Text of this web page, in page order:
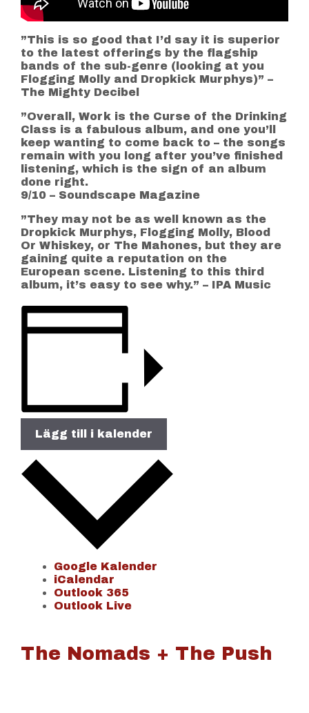
”This is so good that I’d say it is superior
to the latest offerings by the flagship
bands of the sub-genre (looking at you
Flogging Molly and Dropkick Murphys)” –
The Mighty Decibel
”Overall, Work is the Curse of the Drinking
Class is a fabulous album, and one you’ll
keep wanting to come back to – the songs
remain with you long after you’ve finished
listening, which is the sign of an album
done right.
9/10 – Soundscape Magazine
”They may not be as well known as the
Dropkick Murphys, Flogging Molly, Blood
Or Whiskey, or The Mahones, but they are
gaining quite a reputation on the
European scene. Listening to this third
album, it’s easy to see why.” – IPA Music
Lägg till i kalender
Google Kalender
iCalendar
Outlook 365
Outlook Live
The Nomads + The Push